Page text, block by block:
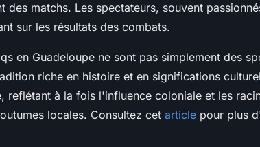
des matchs. Les spectateurs, souvent
sur les résultats des combats.
en Guadeloupe ne sont pas simplement des
riche en histoire et en significations
reflétant à la fois l'influence coloniale et les
locales. Consultez cet article pour plus